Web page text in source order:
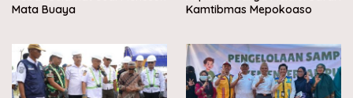
Mata Buaya
Kamtibmas Mepokoaso